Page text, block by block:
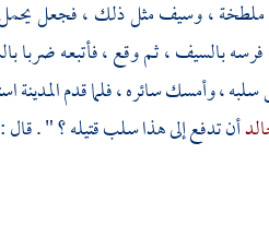
، وسيف مثل ذلك ، فجعل يحمل
بالسيف ، ثم وقع ، فأتبعه ضربا
، وأمسك سائره ، فلما قدمالمدينة
أن تدفع إلى هذا سلب قتيله ؟ " . قال